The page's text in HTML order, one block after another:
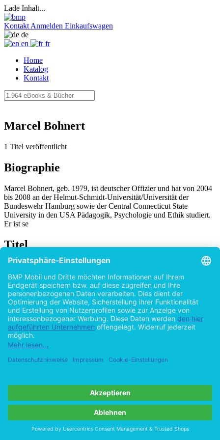
Lade Inhalt...
Kontakt Anmelden Einkaufswagen
de
en
fr
Home
Katalog
Kontakt
Marcel Bohnert
1 Titel veröffentlicht
Biographie
Marcel Bohnert, geb. 1979, ist deutscher Offizier und hat von 2004
bis 2008 an der Helmut-Schmidt-Universität/Universität der
Bundeswehr Hamburg sowie der Central Connecticut State
University in den USA Pädagogik, Psychologie und Ethik studiert.
Er ist se
Titel
Fiktionale Gewalt und reale Aggression: Zur
Wirkung gewalthaltiger Computerspiele
vonMarcel Bohnert (Autor:in) 2015
©2005 Studienarbeit 30 Seiten
Hilfe/FAQ
Impressum
Datenschutz
Copyright ©Imprint in der Bedey & Thoms Media GmbH powered
Cookie-Einstellungen